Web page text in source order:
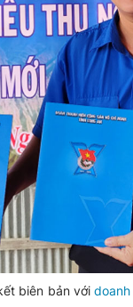
biên bản với